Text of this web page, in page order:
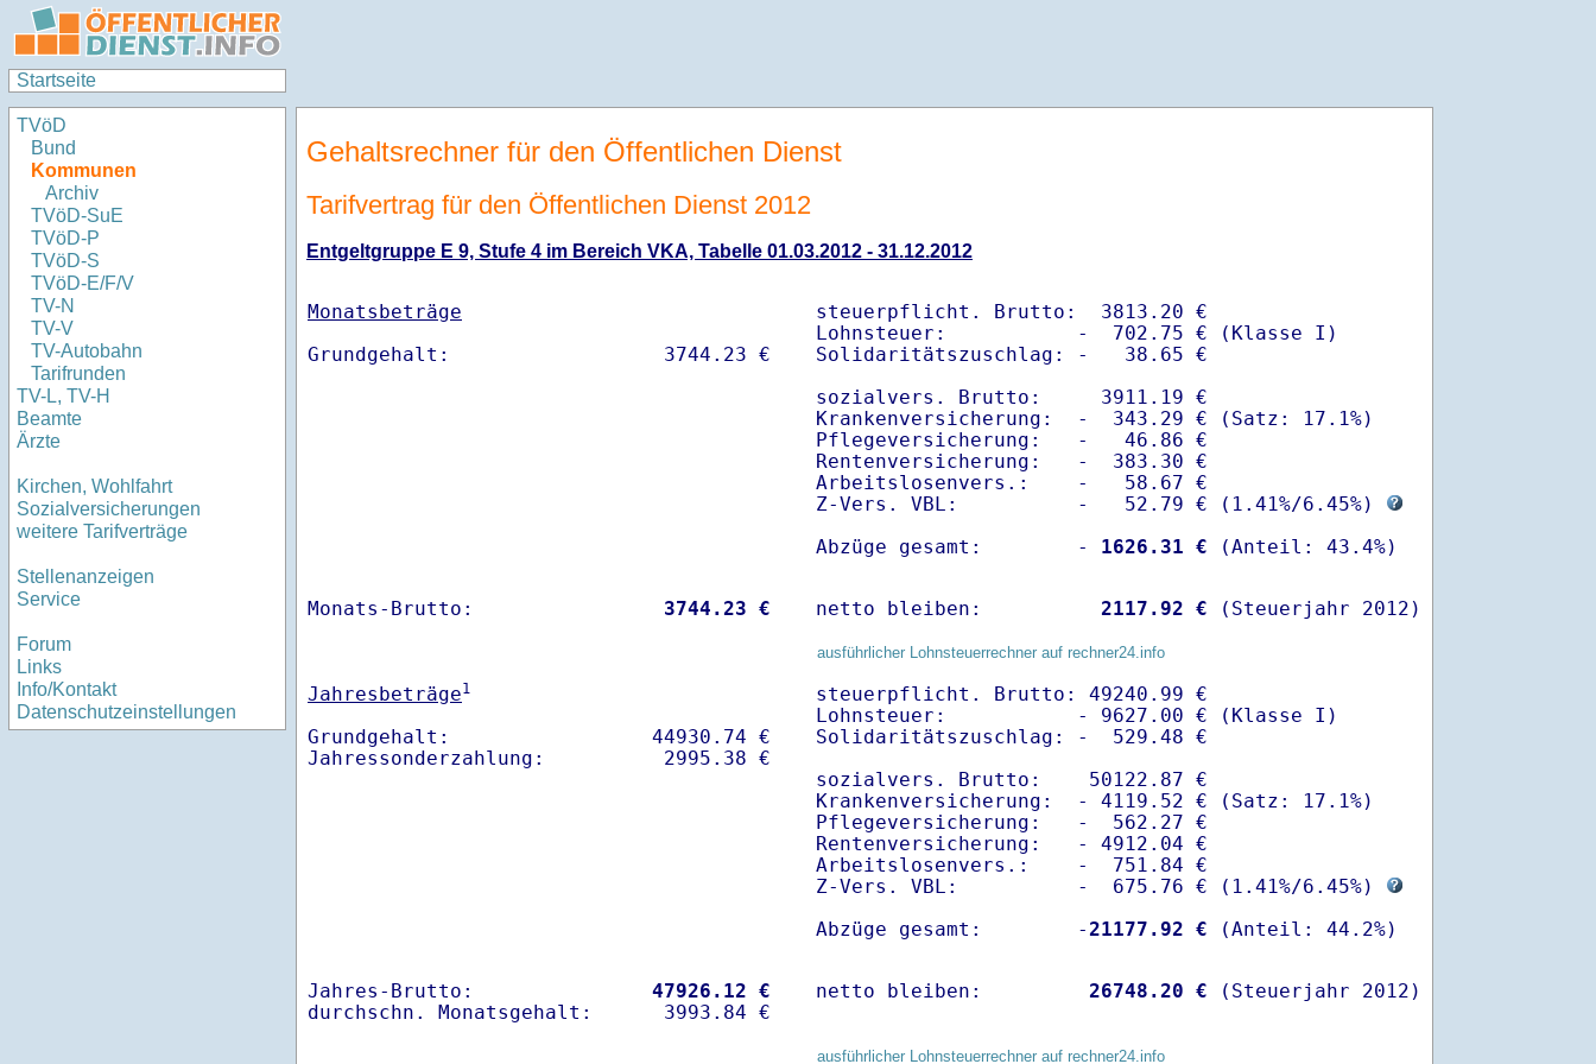
Startseite
TVöD
Bund
Kommunen
Archiv
TVöD-SuE
TVöD-P
TVöD-S
TVöD-E/F/V
TV-N
TV-V
TV-Autobahn
Tarifrunden
TV-L, TV-H
Beamte
Ärzte
Kirchen, Wohlfahrt
Sozialversicherungen
weitere Tarifverträge
Stellenanzeigen
Service
Forum
Links
Info/Kontakt
Datenschutzeinstellungen
Gehaltsrechner für den Öffentlichen Dienst
Tarifvertrag für den Öffentlichen Dienst 2012
Entgeltgruppe E 9, Stufe 4 im Bereich VKA, Tabelle 01.03.2012 - 31.12.2012
Monatsbeträge
steuerpflicht. Brutto:  3813.20 €
Lohnsteuer:           -  702.75 € (Klasse I)
Solidaritätszuschlag: -   38.65 €
sozialvers. Brutto:     3911.19 €
Krankenversicherung:  -  343.29 € (Satz: 17.1%)
Pflegeversicherung:   -   46.86 €
Rentenversicherung:   -  383.30 €
Arbeitslosenvers.:    -   58.67 €
Z-Vers. VBL:          -   52.79 € ( 1.41%/6.45%)
Abzüge gesamt:        -
1626.31 €
Monats-Brutto: 3744.23 € netto bleiben: 2117.92 € (Steuerjahr 2012)
ausführlicher Lohnsteuerrechner auf rechner24.info
Jahresbeträge1
Grundgehalt:                 44930.74 €
steuerpflicht. Brutto: 49240.99 €
Lohnsteuer:           - 9627.00 € (Klasse I)
Solidaritätszuschlag: -  529.48 €
sozialvers. Brutto:    50122.87 €
Krankenversicherung:  - 4119.52 € (Satz: 17.1%)
Pflegeversicherung:   -  562.27 €
Rentenversicherung:   - 4912.04 €
Arbeitslosenvers.:    -  751.84 €
Z-Vers. VBL:          -  675.76 € ( 1.41%/6.45%)
Abzüge gesamt:        -21177.92 €
Jahres-Brutto: 47926.12 €
netto bleiben: 26748.20 € (Steuerjahr 2012)
ausführlicher Lohnsteuerrechner auf rechner24.info